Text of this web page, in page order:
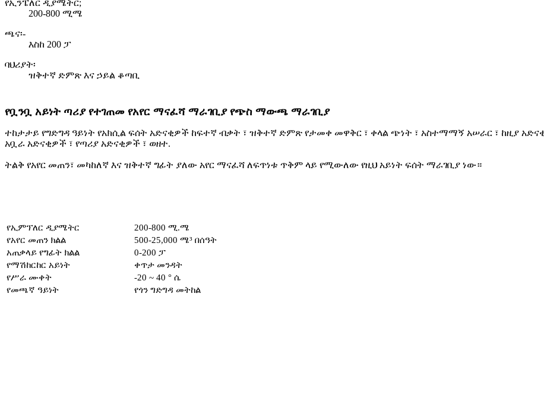
የኢንፔለር ዲያሜትር;
200-800 ሚሜ
ጫና፡-
እስከ 200 ፓ
ባህሪያት፡
ዝቅተኛ ድምጽ እና ኃይል ቆጣቢ
የቧንቧ አይነት ጣሪያ የተገጠመ የአየር ማናፈሻ ማራገቢያ የጭስ ማውጫ ማራገቢያ
ተከታታይ የግድግዳ ዓይነት የአክሲል ፍሰት አድናቂዎች ከፍተኛ ብቃት ፣ ዝቅተኛ ድምጽ የታመቀ መዋቅር ፣ ቀላል ጭነት ፣ አስተማማኝ አሠራር ፣ ከዚያ
አቧራ አድናቂዎች ፣ የጣሪያ አድናቂዎች ፣ ወዘተ.
ትልቅ የአየር መጠን፣ መካከለኛ እና ዝቅተኛ ግፊት ያለው አየር ማናፈሻ ለፍጥነቱ ጥቅም ላይ የሚውለው የዚህ አይነት ፍሰት ማራገቢያ ነው።
የኢምፕለር ዲያሜትር
200-800 ሚ.ሜ
የአየር መጠን ክልል
500-25,000 ሜ³ በሰዓት
አጠቃላይ የግፊት ክልል
0-200 ፓ
የማሽከርከር አይነት
ቀጥታ መንዳት
የሥራ ሙቀት
-20 ~ 40 ° ሴ
የመጫኛ ዓይነት
የጎን ግድግዳ መትከል